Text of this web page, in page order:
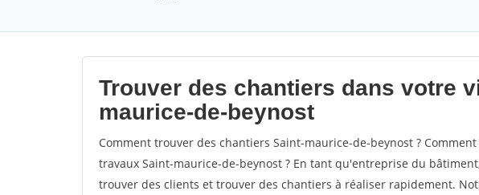
Trouver des chantiers dans votre
maurice-de-beynost
Comment trouver des chantiers Saint-maurice-de-beynost ?
travaux Saint-maurice-de-beynost ? En tant qu'entreprise du
trouver des clients et trouver des chantiers à réaliser rapidement.